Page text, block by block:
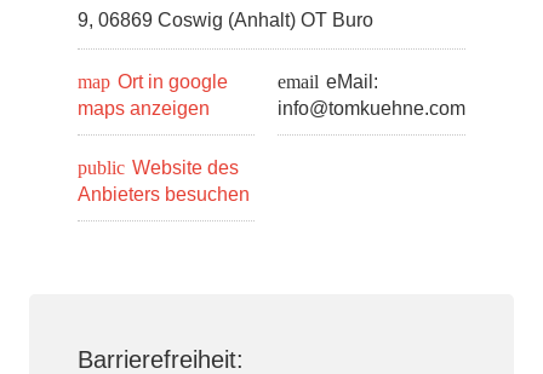
9, 06869 Coswig (Anhalt) OT Buro
map Ort in google
maps anzeigen
public Website des
Anbieters besuchen
email eMail:
info@tomkuehne.com
Barrierefreiheit: